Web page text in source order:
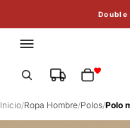
Inicio/Ropa Hombre/Polos/